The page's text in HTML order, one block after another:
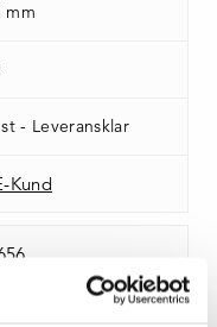
mm
- Leveransklar
Kund